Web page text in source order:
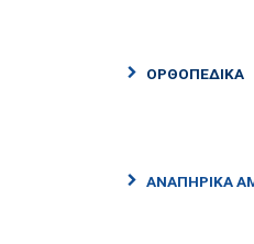
ΟΡΘΟΠΕΔΙΚΑ
ΑΝΑΠΗΡΙΚΑ